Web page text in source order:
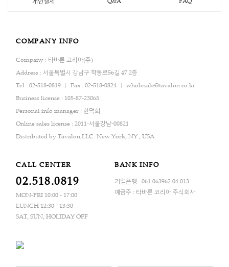
COMPANY INFO
Company : 타바론 코리아(주)
Address : 서울특별시 강남구 학동로56길 47 2층
Tel : 02-518-0819
Fax : 02-518-0824
wholesale@tavalon.co.kr
Business license : 105-87-23065
Personal info manager : 한덕희
Online sales license : 2011-서울강남-00821
Distributed by Tavalon,LLC. New York, NY , USA
CALL CENTER
02.518.0819
MON-FRI 10:00 - 17:00
LUNCH 12:30 - 13:30
SAT, SUN, HOLIDAY OFF
BANK INFO
기업은행 : 061.063962.04.013
예금주 : 타바론 코리아 주식회사